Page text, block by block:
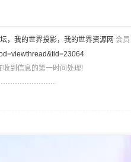
，我的世界投影，我的世界资源网 会员
收到信息的第一时间处理!